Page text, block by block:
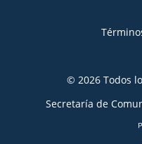
© 2026 Todos
Secretaría de